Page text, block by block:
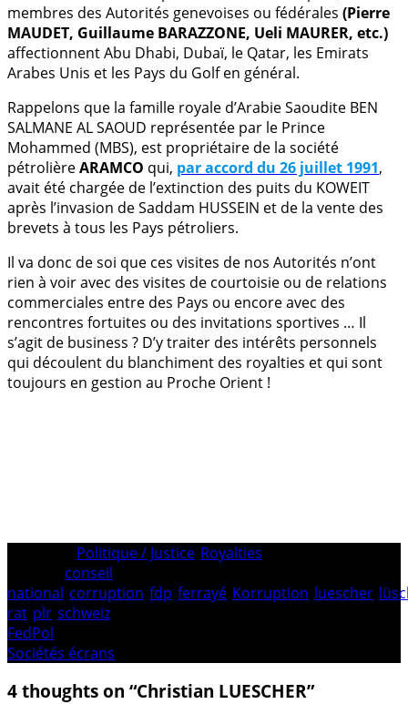
membres des Autorités genevoises ou fédérales (Pierre
MAUDET, Guillaume BARAZZONE, Ueli MAURER, etc.)
affectionnent Abu Dhabi, Dubaï, le Qatar, les Emirats
Arabes Unis et les Pays du Golf en général.
Rappelons que la famille royale d’Arabie Saoudite BEN
SALMANE AL SAOUD représentée par le Prince
Mohammed (MBS), est propriétaire de la société
pétrolièreARAMCO qui, par accord du 26 juillet 1991,
avait été chargée de l’extinction des puits du KOWEIT
après l’invasion de Saddam HUSSEIN et de la vente des
brevets à tous les Pays pétroliers.
Il va donc de soi que ces visites de nos Autorités n’ont
rien à voir avec des visites de courtoisie ou de relations
commerciales entre des Pays ou encore avec des
rencontres fortuites ou des invitations sportives … Il
s’agit de business ? D’y traiter des intérêts personnels
qui découlent du blanchiment des royalties et qui sont
toujours en gestion au Proche Orient !
Politique / Justice Royalties
conseil
national corruption fdp ferrayé Korruption luescher
rat plr schweiz
Navigation
de
l’article
Previous
post:
FedPol
Next
Sociétés écrans
4 thoughts on “Christian LUESCHER”